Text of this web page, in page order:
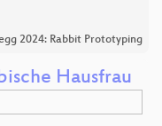
2024: Rabbit Prototyping
Hausfrau